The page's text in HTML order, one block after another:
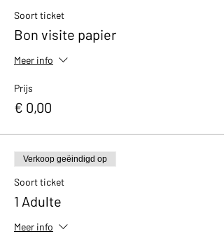
de 10% valable dans notre boutique.
Soort ticket
Bon visite papier
Meer info
Prijs
€ 0,00
Verkoop geëindigd op
Soort ticket
1 Adulte
Meer info